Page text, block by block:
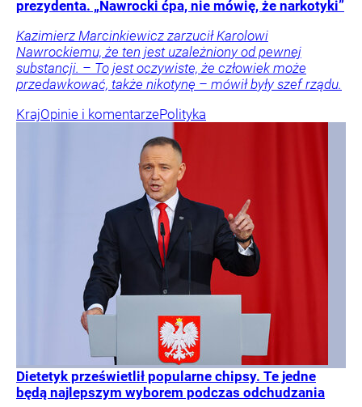
prezydenta. „Nawrocki ćpa, nie mówię, że narkotyki”
Kazimierz Marcinkiewicz zarzucił Karolowi
Nawrockiemu, że ten jest uzależniony od pewnej
substancji. – To jest oczywiste, że człowiek może
przedawkować, także nikotynę – mówił były szef rządu.
KrajOpinie i komentarzePolityka
Dietetyk prześwietlił popularne chipsy. Te jedne
będą najlepszym wyborem podczas odchudzania